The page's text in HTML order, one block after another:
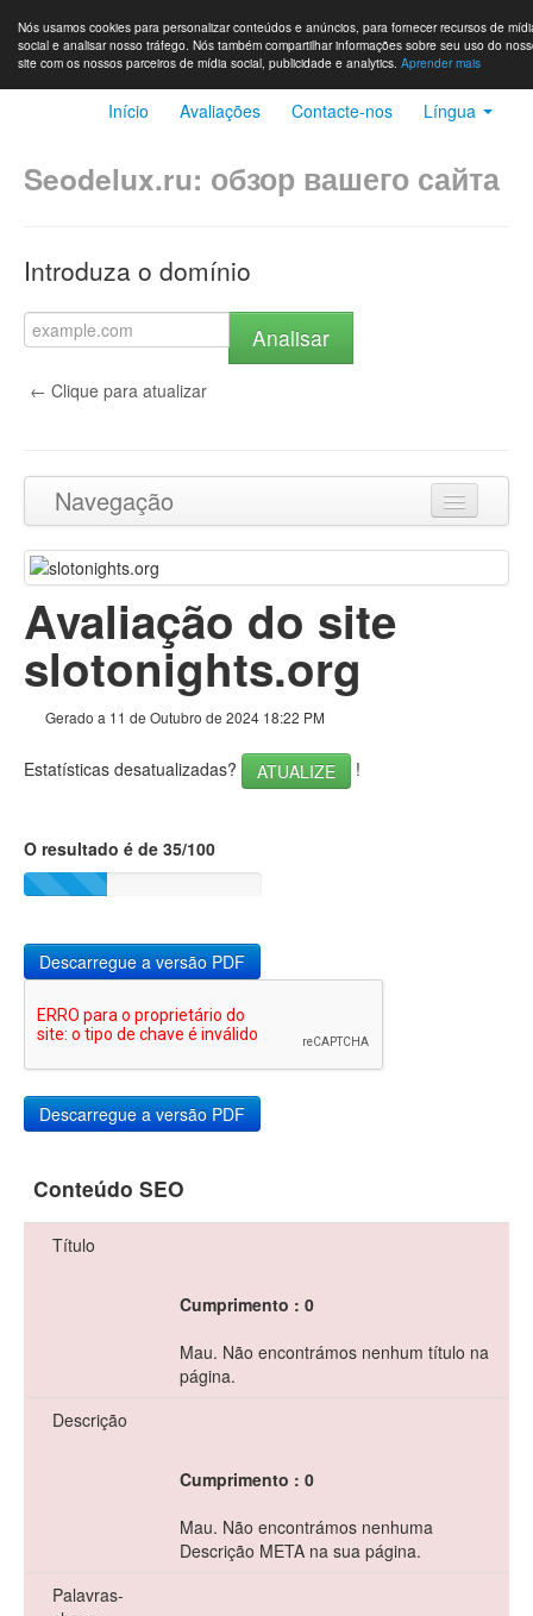
Nós usamos cookies para personalizar conteúdos e anúncios, para fornecer recursos de
social e analisar nosso tráfego. Nós também compartilhar informações sobre seu uso do
site com os nossos parceiros de mídia social, publicidade e analytics. Aprender mais
Início Avaliações Contacte-nos Língua
Seodelux.ru: обзор вашего сайта
Introduza o domínio
Analisar
← Clique para atualizar
Navegação
Ir para o topo
Ligações
Palavras-chave
Dispositivos Móveis
Otimização
PageSpeed Insights
Avaliação do site
slotonights.org
Gerado a 11 de Outubro de 2024 18:22 PM
Estatísticas desatualizadas? ATUALIZE !
O resultado é de 35/100
Descarregue a versão PDF
Conteúdo SEO
Título
Cumprimento : 0
Mau. Não encontrámos nenhum título na
página.
Descrição
Cumprimento : 0
Mau. Não encontrámos nenhuma
Descrição META na sua página.
Palavras-